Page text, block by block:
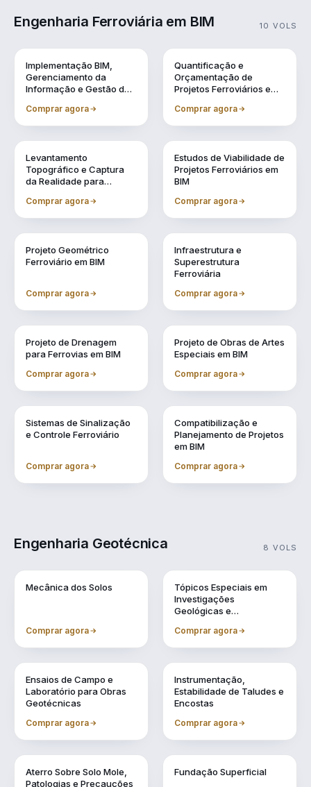
Engenharia Ferroviária em BIM 10 VOLS
Implementação BIM,
Gerenciamento da
Informação e Gestão de
Comprar agora
Quantificação e
Orçamentação de
Projetos Ferroviários em
Comprar agora
Levantamento
Topográfico e Captura
da Realidade para
Comprar agora
Estudos de Viabilidade de
Projetos Ferroviários em
BIM
Comprar agora
Projeto Geométrico
Ferroviário em BIM
Comprar agora
Infraestrutura e
Superestrutura
Ferroviária
Comprar agora
Projeto de Drenagem
para Ferrovias em BIM
Comprar agora
Projeto de Obras de Artes
Especiais em BIM
Comprar agora
Sistemas de Sinalização
e Controle Ferroviário
Comprar agora
Compatibilização e
Planejamento de Projetos
em BIM
Comprar agora
Engenharia Geotécnica 8 VOLS
Mecânica dos Solos
Comprar agora
Vol. 10
Tópicos Especiais em
Investigações
Geológicas e
Comprar agora
Ensaios de Campo e
Laboratório para Obras
Geotécnicas
Comprar agora
Instrumentação,
Estabilidade de Taludes e
Encostas
Comprar agora
Aterro Sobre Solo Mole,
Patologias e Precauções
Fundação Superficial